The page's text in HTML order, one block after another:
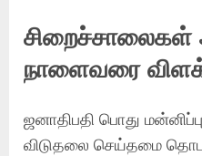
நாளைவரை
ஜனாதிபதி பொது
விடுதலை செய்தமை